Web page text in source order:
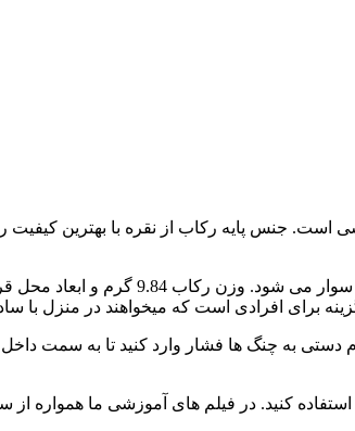
است. جنس پایه رکاب از نقره با بهترین
افرادی است که میخواهند در منزل با
استفاده کنید. در فیلم های آموزشی ما همواره